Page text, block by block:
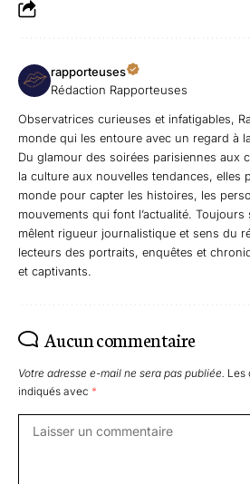
rapporteuses
Rédaction Rapporteuses
Observatrices curieuses et infatigables,
monde qui les entoure avec un regard à
Du glamour des soirées parisiennes aux
la culture aux nouvelles tendances, elles
monde pour capter les histoires, les
mouvements qui font l’actualité. Toujours
mêlent rigueur journalistique et sens du
lecteurs des portraits, enquêtes et
et captivants.
Aucun commentaire
Votre adresse e-mail ne sera pas publiée. Les
indiqués avec *